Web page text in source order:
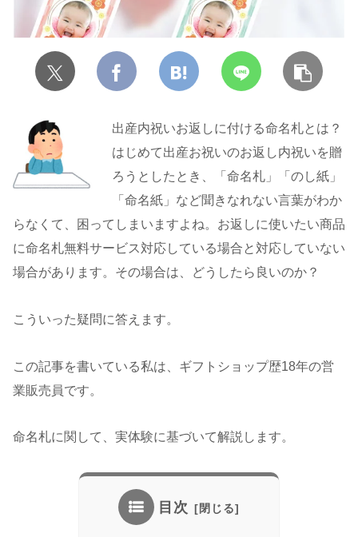
出産内祝いお返しに付ける命名札とは？
はじめて出産お祝いのお返し内祝いを贈
ろうとしたとき、「命名札」「のし紙」
「命名紙」など聞きなれない言葉がわか
らなくて、困ってしまいますよね。お返しに使いたい商品
に命名札無料サービス対応している場合と対応していない
場合があります。その場合は、どうしたら良いのか？
こういった疑問に答えます。
この記事を書いている私は、ギフトショップ歴18年の営
業販売員です。
命名札に関して、実体験に基づいて解説します。
目次